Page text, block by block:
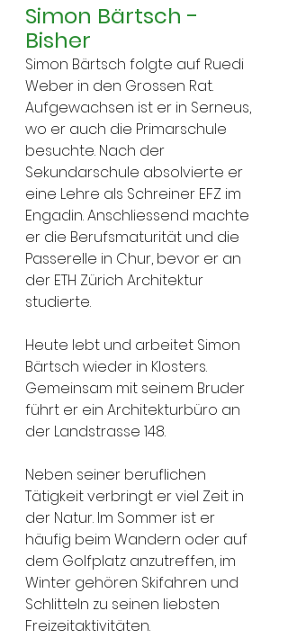
Simon Bärtsch -
Bisher
Simon Bärtsch folgte auf Ruedi
Weber in den Grossen Rat.
Aufgewachsen ist er in Serneus,
wo er auch die Primarschule
besuchte. Nach der
Sekundarschule absolvierte er
eine Lehre als Schreiner EFZ im
Engadin. Anschliessend machte
er die Berufsmaturität und die
Passerelle in Chur, bevor er an
der ETH Zürich Architektur
studierte.
Heute lebt und arbeitet Simon
Bärtsch wieder in Klosters.
Gemeinsam mit seinem Bruder
führt er ein Architekturbüro an
der Landstrasse 148.
Neben seiner beruflichen
Tätigkeit verbringt er viel Zeit in
der Natur. Im Sommer ist er
häufig beim Wandern oder auf
dem Golfplatz anzutreffen, im
Winter gehören Skifahren und
Schlitteln zu seinen liebsten
Freizeitaktivitäten.